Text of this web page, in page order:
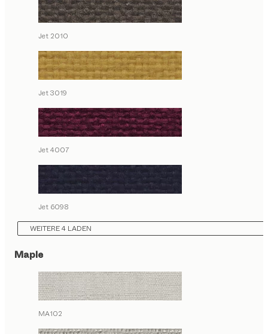
Jet 2010
Jet 3019
Jet 4007
Jet 6098
WEITERE 4 LADEN
Maple
MA102